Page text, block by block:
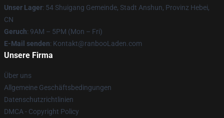
Unser Lager: 54 Shuigang Gemeinde, Stadt Anshun, Provinz Hebei,
CN
Geruch: 9AM – 5PM (Mon – Fri)
E-Mail senden: Kontakt@ranbooLaden.com
Unsere Firma
Über uns
Allgemeine Geschäftsbedingungen
Datenschutzrichtlinien
DMCA - Copyright Policy